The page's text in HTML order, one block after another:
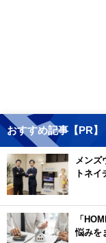
おすすめ記事【PR】
メンズ
トネイ
「
悩みを